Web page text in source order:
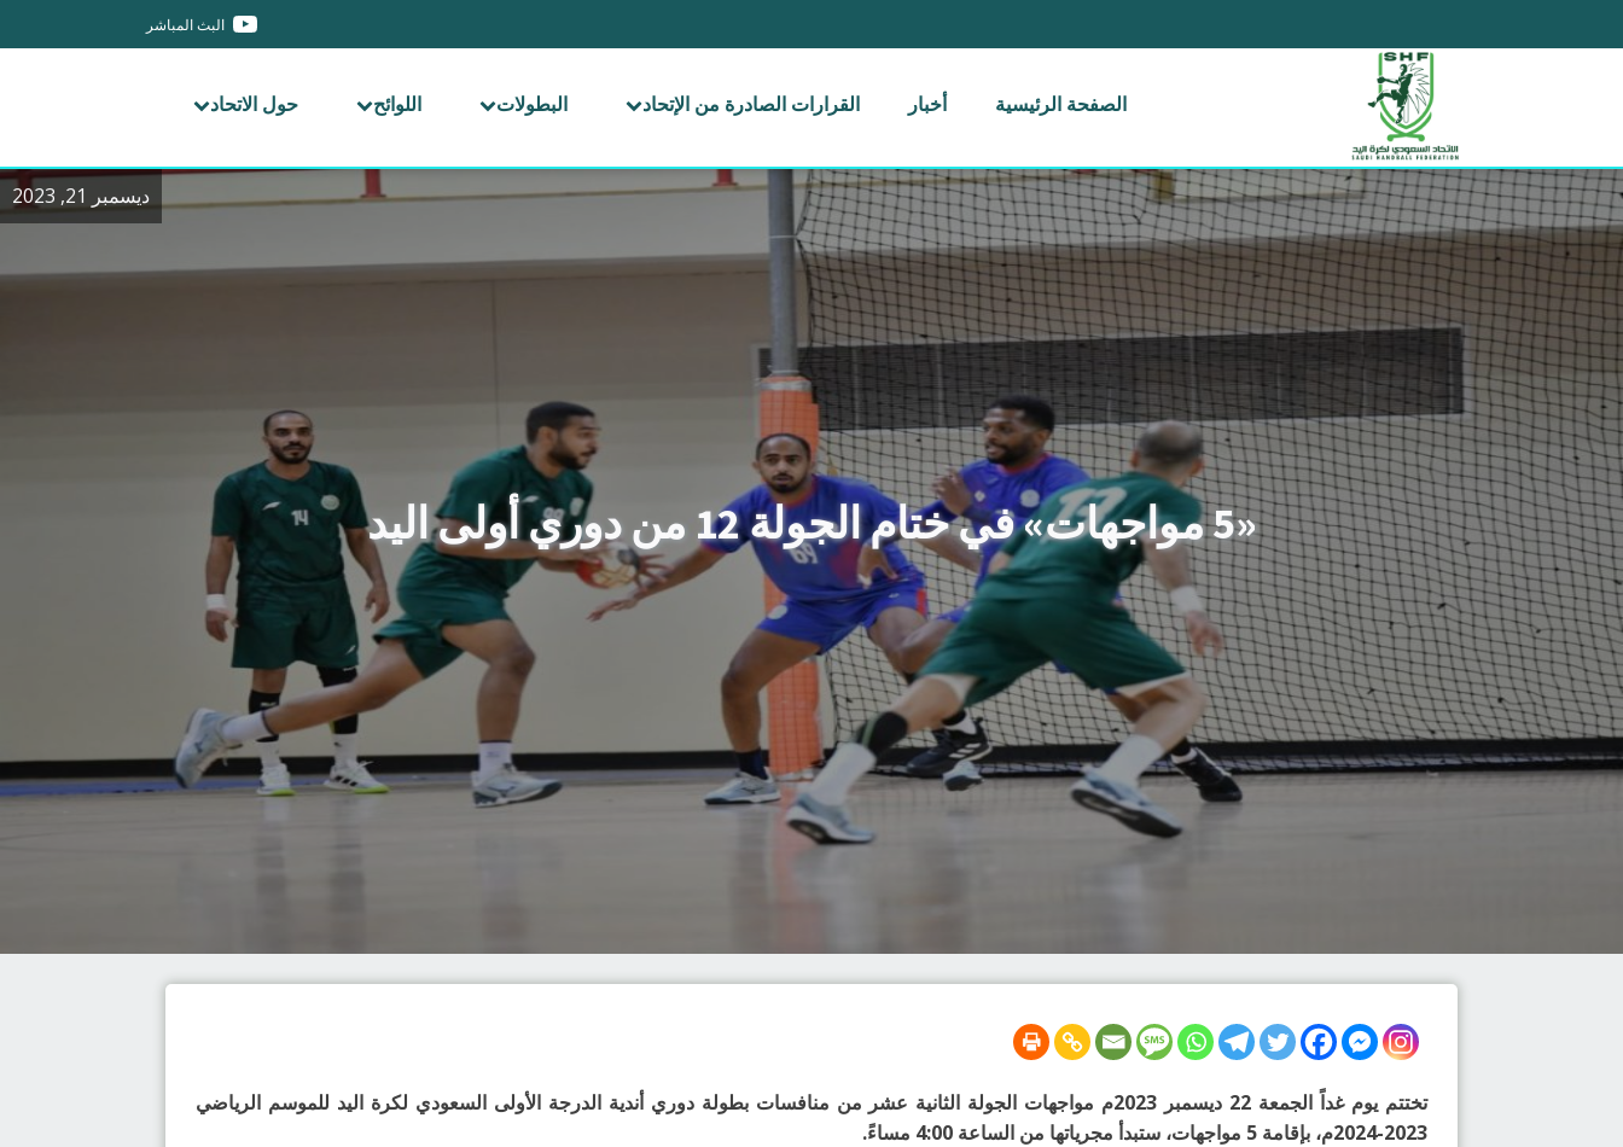
البث المباشر
الصفحة الرئيسية أخبار القرارات الصادرة من الإتحاد البطولات اللوائح حول الاتحاد
ديسمبر 21, 2023
«5 مواجهات» في ختام الجولة 12 من دوري أولى اليد
تختتم يوم غداً الجمعة 22 ديسمبر 2023م مواجهات الجولة الثانية عشر من منافسات بطولة دوري أندية الدرجة الأولى السعودي لكرة اليد للموسم الرياضي
2023-2024م، بإقامة 5 مواجهات، ستبدأ مجرياتها من الساعة 4:00 مساءً.